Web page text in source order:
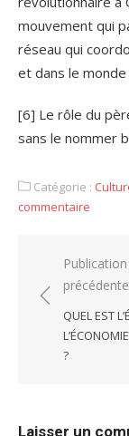
mouvement qui
réseau qui
et dans le
[6] Le rôle du
sans le nommer
Catégorie :
commentaire
Navigation
de
l’article
Publication
précédente
QUEL EST
?
Laisser un